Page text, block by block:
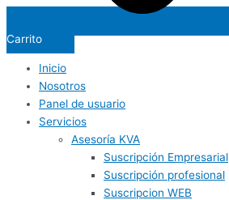
Carrito
Inicio
Nosotros
Panel de usuario
Servicios
Asesoría KVA
Suscripción Empresarial
Suscripción profesional
Suscripcion WEB